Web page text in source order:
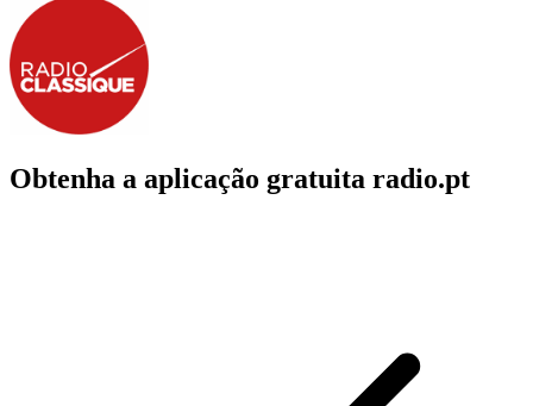
Obtenha a aplicação gratuita radio.pt